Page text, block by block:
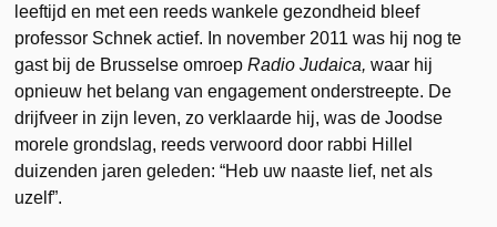
leeftijd en met een reeds wankele gezondheid bleef
professor Schnek actief. In november 2011 was hij nog te
gast bij de Brusselse omroepRadio Judaica, waar hij
opnieuw het belang van engagement onderstreepte. De
drijfveer in zijn leven, zo verklaarde hij, was de Joodse
morele grondslag, reeds verwoord door rabbi Hillel
duizenden jaren geleden: “Heb uw naaste lief, net als
uzelf”.